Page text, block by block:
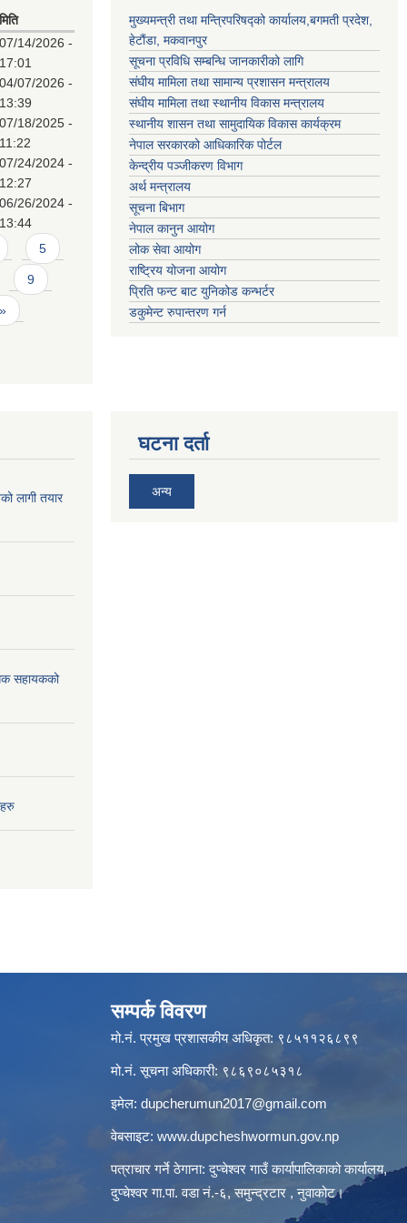
मिति
07/14/2026 -
17:01
04/07/2026 -
13:39
07/18/2025 -
11:22
07/24/2024 -
12:27
06/26/2024 -
13:44
5
9
मुख्यमन्त्री तथा मन्त्रिपरिषद्को कार्यालय,बगमती प्रदेश,
हेटौंडा, मकवानपुर
सूचना प्रविधि सम्बन्धि जानकारीको लागि
संघीय मामिला तथा सामान्य प्रशासन मन्त्रालय
संघीय मामिला तथा स्थानीय विकास मन्त्रालय
स्थानीय शासन तथा सामुदायिक विकास कार्यक्रम
नेपाल सरकारको आधिकारिक पोर्टल
केन्द्रीय पञ्जीकरण विभाग
अर्थ मन्त्रालय
सूचना बिभाग
नेपाल कानुन आयोग
लोक सेवा आयोग
राष्ट्रिय योजना आयोग
प्रिति फन्ट बाट युनिकोड कन्भर्टर
डकुमेन्ट रुपान्तरण गर्न
लागी तयार
सहायकको
घटना दर्ता
अन्य
सम्पर्क विवरण
मो.नं. प्रमुख प्रशासकीय अधिकृत: ९८५११२६८९९
मो.नं. सूचना अधिकारी: ९८६९०८५३१८
इमेल: dupcherumun2017@gmail.com
वेबसाइट: www.dupcheshwormun.gov.np
पत्राचार गर्ने ठेगाना: दुप्चेश्वर गाउँ कार्यापालिकाको कार्यालय,
दुप्चेश्वर गा.पा. वडा नं.-६, समुन्द्रटार , नुवाकोट।